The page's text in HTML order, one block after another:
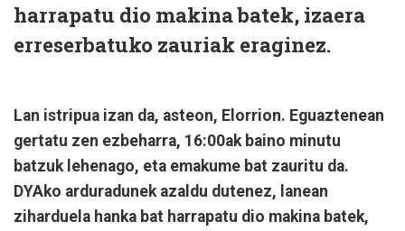
harrapatu dio makina batek, izaera
erreserbatuko zauriak eraginez.
Lan istripua izan da, asteon, Elorrion. Eguaztenean
gertatu zen ezbeharra, 16:00ak baino minutu
batzuk lehenago, eta emakume bat zauritu da.
DYAko arduradunek azaldu dutenez, lanean
ziharduela hanka bat harrapatu dio makina batek,